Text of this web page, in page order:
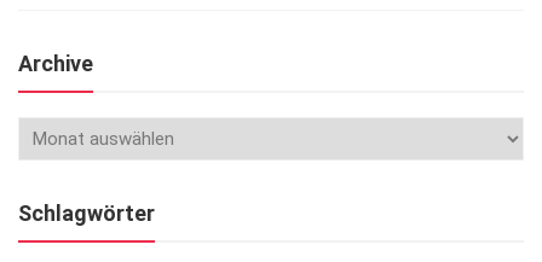
Archive
Schlagwörter